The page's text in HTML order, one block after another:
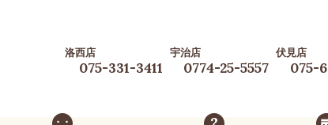
洛西店
075-331-3411
宇治店
0774-25-5557
伏見店
075-